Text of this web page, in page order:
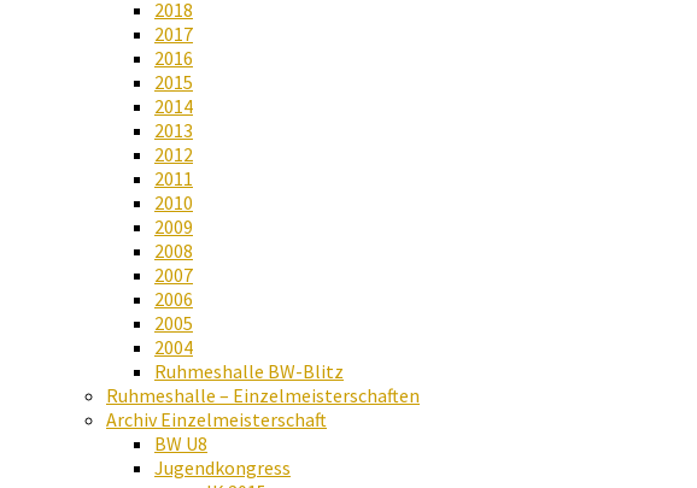
2018
2017
2016
2015
2014
2013
2012
2011
2010
2009
2008
2007
2006
2005
2004
Ruhmeshalle BW-Blitz
Ruhmeshalle – Einzelmeisterschaften
Archiv Einzelmeisterschaft
BW U8
Jugendkongress